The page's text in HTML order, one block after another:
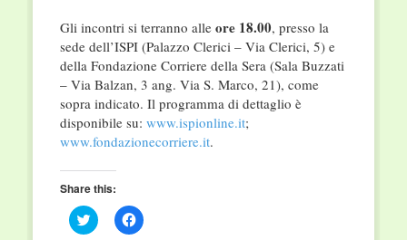
Gli incontri si terranno alle ore 18.00, presso la
sede dell’ISPI (Palazzo Clerici – Via Clerici, 5) e
della Fondazione Corriere della Sera (Sala Buzzati
– Via Balzan, 3 ang. Via S. Marco, 21), come
sopra indicato. Il programma di dettaglio è
disponibile su: www.ispionline.it;
www.fondazionecorriere.it.
Share this:
Click
to
Click
to